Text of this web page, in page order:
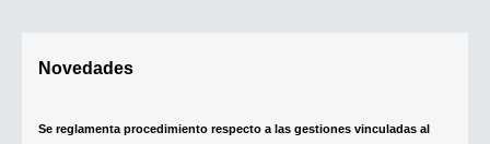
Novedades
Se reglamenta procedimiento respecto a las gestiones vinculadas al